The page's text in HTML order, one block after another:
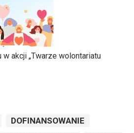
w akcji „Twarze wolontariatu
DOFINANSOWANIE